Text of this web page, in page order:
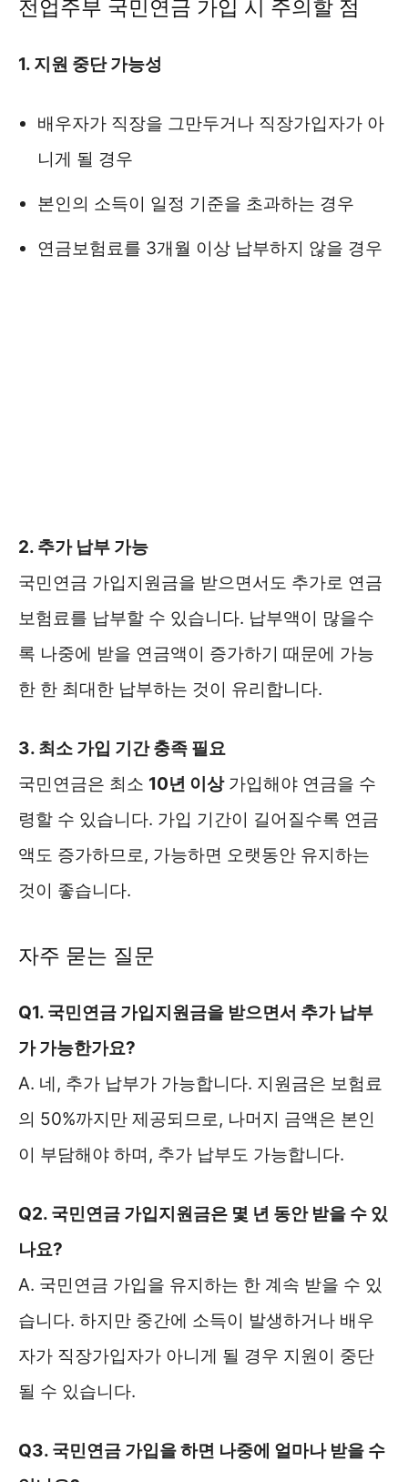
전업주부 국민연금 가입 시 주의할 점
1. 지원 중단 가능성
배우자가 직장을 그만두거나 직장가입자가 아
니게 될 경우
본인의 소득이 일정 기준을 초과하는 경우
연금보험료를 3개월 이상 납부하지 않을 경우
2. 추가 납부 가능
국민연금 가입지원금을 받으면서도 추가로 연금
보험료를 납부할 수 있습니다. 납부액이 많을수
록 나중에 받을 연금액이 증가하기 때문에 가능
한 한 최대한 납부하는 것이 유리합니다.
3. 최소 가입 기간 충족 필요
국민연금은 최소 10년 이상가입해야 연금을 수
령할 수 있습니다. 가입 기간이 길어질수록 연금
액도 증가하므로, 가능하면 오랫동안 유지하는
것이 좋습니다.
자주 묻는 질문
Q1. 국민연금 가입지원금을 받으면서 추가 납부
가 가능한가요?
A. 네, 추가 납부가 가능합니다. 지원금은 보험료
의 50%까지만 제공되므로, 나머지 금액은 본인
이 부담해야 하며, 추가 납부도 가능합니다.
Q2. 국민연금 가입지원금은 몇 년 동안 받을 수 있
나요?
A. 국민연금 가입을 유지하는 한 계속 받을 수 있
습니다. 하지만 중간에 소득이 발생하거나 배우
자가 직장가입자가 아니게 될 경우 지원이 중단
될 수 있습니다.
Q3. 국민연금 가입을 하면 나중에 얼마나 받을 수